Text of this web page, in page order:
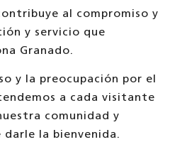
al compromiso y
y servicio que
Granado.
y la preocupación por el
a cada visitante
comunidad y
la bienvenida.